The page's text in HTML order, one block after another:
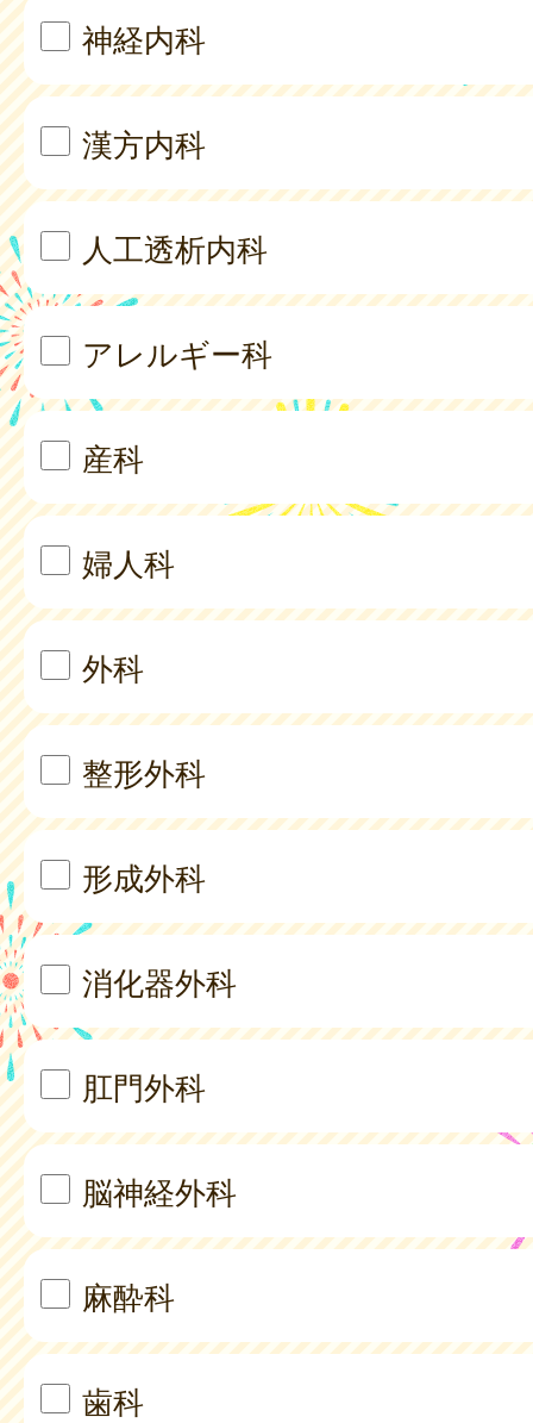
神経内科
漢方内科
人工透析内科
アレルギー科
産科
婦人科
外科
整形外科
形成外科
消化器外科
肛門外科
脳神経外科
麻酔科
歯科